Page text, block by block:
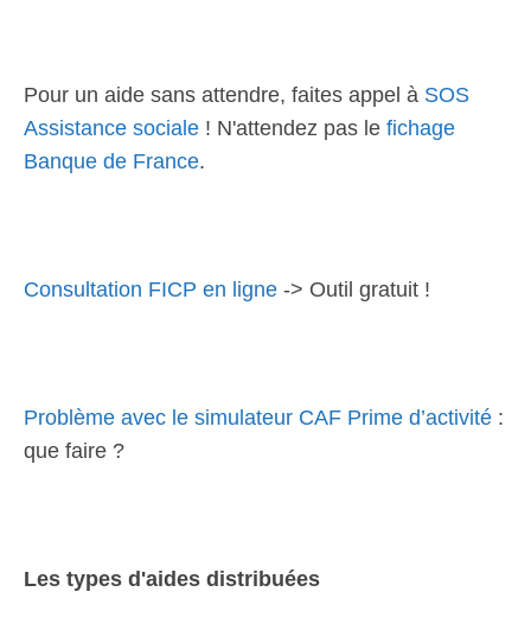
Pour un aide sans attendre, faites appel à SOS
Assistance sociale ! N'attendez pas le fichage
Banque de France.
Consultation FICP en ligne -> Outil gratuit !
Problème avec le simulateur CAF Prime d’activité :
que faire ?
Les types d'aides distribuées